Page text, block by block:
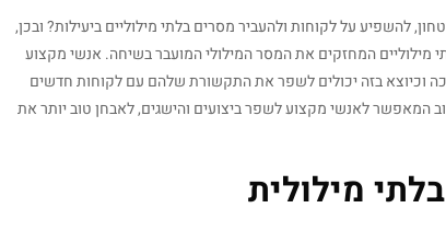
על לקוחות ולהעביר מסרים בלתי מילוליים ביעילות? ובכן,
מילוליים המחזקים את המסר המילולי המועבר בשיחה. אנשי מקצוע
וכיוצא בזה יכולים לשפר את התקשורת שלהם עם לקוחות חדשים
המאפשר לאנשי מקצוע לשפר ביצועים והישגים, לאבחן טוב יותר את
מילולית